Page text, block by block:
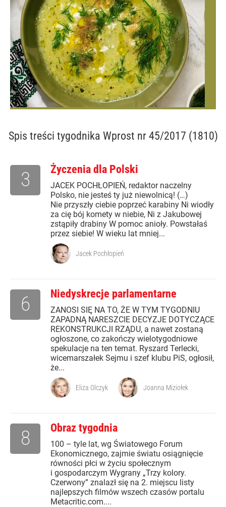
Spis treści tygodnika Wprost nr 45/2017 (1810)
Życzenia dla Polski
JACEK POCHŁOPIEŃ, redaktor naczelny
Polsko, nie jesteś ty już niewolnicą! (…)
Nie przyszły ciebie poprzeć karabiny Ni wiodły
za cię bój komety w niebie, Ni z Jakubowej
zstąpiły drabiny W pomoc anioły. Powstałaś
przez siebie! W wieku lat mniej...
3
Jacek Pochłopień
Niedyskrecje parlamentarne
ZANOSI SIĘ NA TO, ŻE W TYM TYGODNIU
ZAPADNĄ NARESZCIE DECYZJE DOTYCZĄCE
REKONSTRUKCJI RZĄDU, a nawet zostaną
ogłoszone, co zakończy wielotygodniowe
spekulacje na ten temat. Ryszard Terlecki,
wicemarszałek Sejmu i szef klubu PiS, ogłosił,
że...
6
Eliza Olczyk Joanna Miziołek
Obraz tygodnia
100 – tyle lat, wg Światowego Forum
Ekonomicznego, zajmie światu osiągnięcie
równości płci w życiu społecznym
i gospodarczym Wygrany „Trzy kolory.
Czerwony” znalazł się na 2. miejscu listy
najlepszych filmów wszech czasów portalu
Metacritic.com....
8